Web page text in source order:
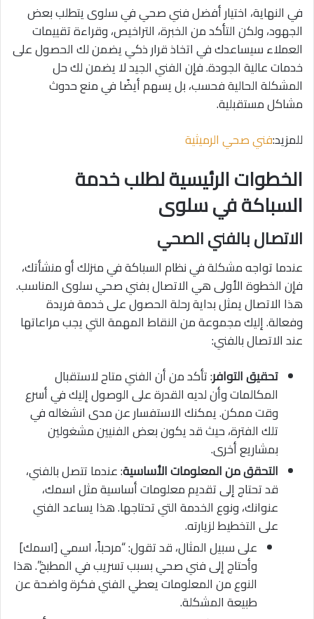
في النهاية، اختيار أفضل فني صحي في سلوى يتطلب بعض
الجهود، ولكن التأكد من الخبرة، التراخيص، وقراءة تقييمات
العملاء سيساعدك في اتخاذ قرار ذكي يضمن لك الحصول على
خدمات عالية الجودة. فإن الفني الجيد لا يضمن لك حل
المشكلة الحالية فحسب، بل يسهم أيضًا في منع حدوث
مشاكل مستقبلية.
للمزيد:فني صحي الرميثية
الخطوات الرئيسية لطلب خدمة
السباكة في سلوى
الاتصال بالفني الصحي
عندما تواجه مشكلة في نظام السباكة في منزلك أو منشأتك،
فإن الخطوة الأولى هي الاتصال بفني صحي سلوى المناسب.
هذا الاتصال يمثل بداية رحلة الحصول على خدمة فريدة
وفعالة. إليك مجموعة من النقاط المهمة التي يجب مراعاتها
عند الاتصال بالفني:
تحقيق التوافر: تأكد من أن الفني متاح لاستقبال
المكالمات وأن لديه القدرة على الوصول إليك في أسرع
وقت ممكن. يمكنك الاستفسار عن مدى انشغاله في
تلك الفترة، حيث قد يكون بعض الفنيين مشغولين
بمشاريع أخرى.
التحقق من المعلومات الأساسية: عندما تتصل بالفني،
قد تحتاج إلى تقديم معلومات أساسية مثل اسمك،
عنوانك، ونوع الخدمة التي تحتاجها. هذا يساعد الفني
على التخطيط لزيارته.
على سبيل المثال، قد تقول: “مرحباً، اسمي [اسمك]
وأحتاج إلى فني صحي بسبب تسريب في المطبخ”. هذا
النوع من المعلومات يعطي الفني فكرة واضحة عن
طبيعة المشكلة.